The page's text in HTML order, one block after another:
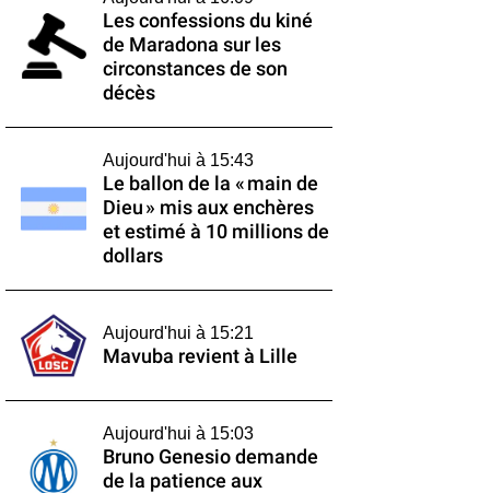
Les confessions du kiné
de Maradona sur les
circonstances de son
décès
Aujourd'hui à 15:43
Le ballon de la « main de
Dieu » mis aux enchères
et estimé à 10 millions de
dollars
Aujourd'hui à 15:21
Mavuba revient à Lille
Aujourd'hui à 15:03
Bruno Genesio demande
de la patience aux